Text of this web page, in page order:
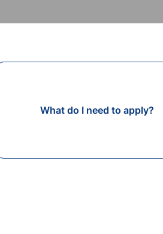
What do I need to apply?